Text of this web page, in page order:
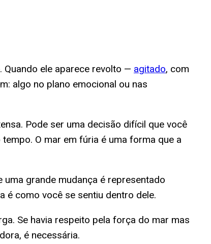
ele aparece revolto — agitado, com
algo no plano emocional ou nas
Pode ser uma decisão difícil que você
O mar em fúria é uma forma que a
grande mudança é representado
é como você se sentiu dentro dele.
Se havia respeito pela força do mar mas
é necessária.